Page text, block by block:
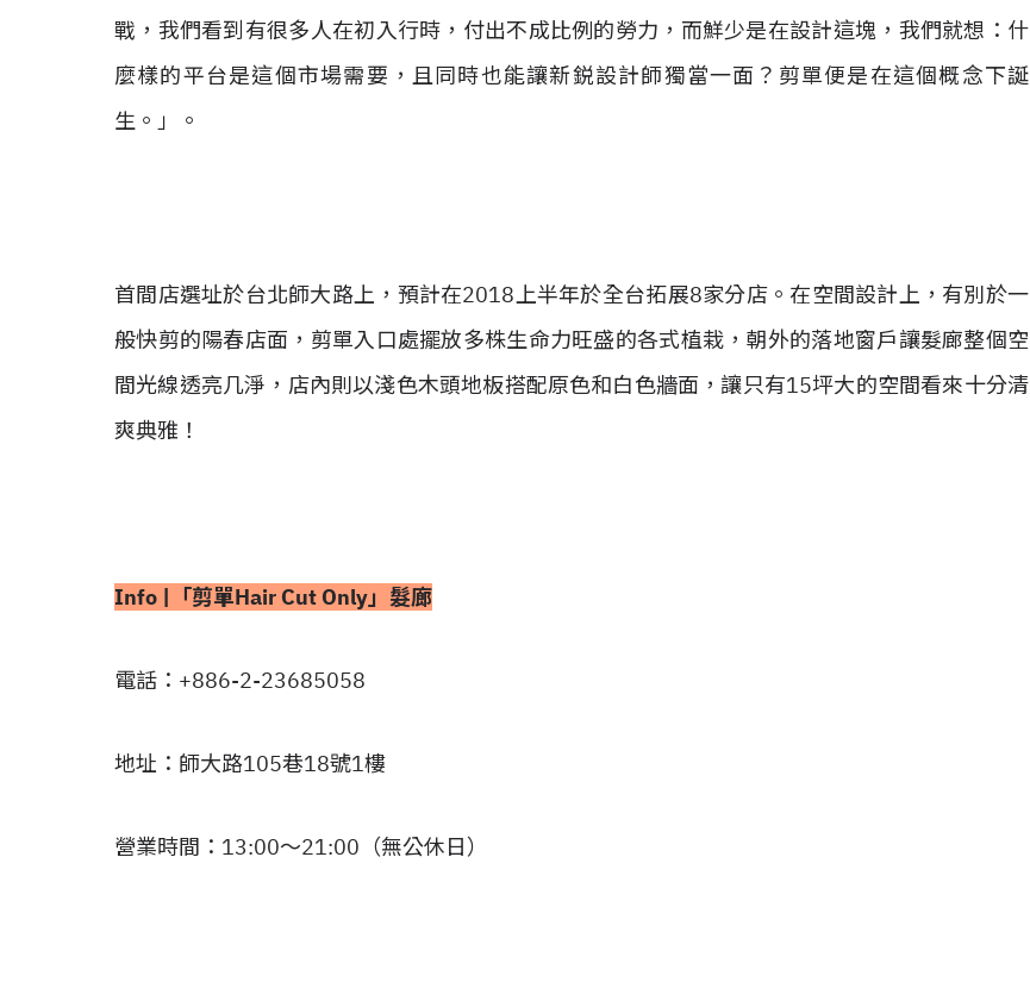
戰，我們看到有很多人在初入行時，付出不成比例的勞力，而鮮少是在設計這塊，我們就想：什
麼樣的平台是這個市場需要，且同時也能讓新鋭設計師獨當一面？剪單便是在這個概念下誕
生。」。
首間店選址於台北師大路上，預計在2018上半年於全台拓展8家分店。在空間設計上，有別於一
般快剪的陽春店面，剪單入口處擺放多株生命力旺盛的各式植栽，朝外的落地窗戶讓髮廊整個空
間光線透亮几淨，店內則以淺色木頭地板搭配原色和白色牆面，讓只有15坪大的空間看來十分清
爽典雅！
Info |「剪單Hair Cut Only」髮廊
電話：+886-2-23685058
地址：師大路105巷18號1樓
營業時間：13:00～21:00（無公休日）